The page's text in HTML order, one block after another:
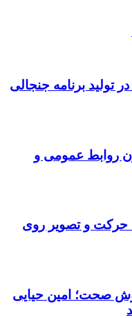
تولید برنامه جنجالی
روابط عمومی و
حرکت و تصویر روی
صحت؛ امین حیایی